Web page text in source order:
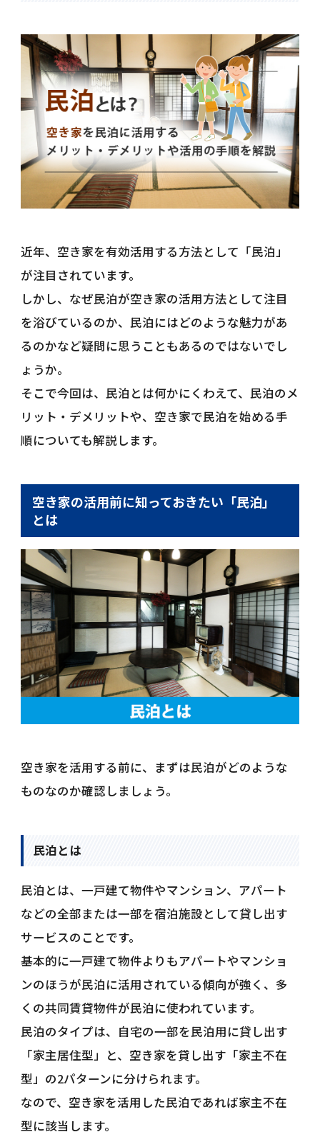
近年、空き家を有効活用する方法として「民泊」
が注目されています。
しかし、なぜ民泊が空き家の活用方法として注目
を浴びているのか、民泊にはどのような魅力があ
るのかなど疑問に思うこともあるのではないでし
ょうか。
そこで今回は、民泊とは何かにくわえて、民泊のメ
リット・デメリットや、空き家で民泊を始める手
順についても解説します。
空き家の活用前に知っておきたい「民泊」
とは
空き家を活用する前に、まずは民泊がどのような
ものなのか確認しましょう。
民泊とは
民泊とは、一戸建て物件やマンション、アパート
などの全部または一部を宿泊施設として貸し出す
サービスのことです。
基本的に一戸建て物件よりもアパートやマンショ
ンのほうが民泊に活用されている傾向が強く、多
くの共同賃貸物件が民泊に使われています。
民泊のタイプは、自宅の一部を民泊用に貸し出す
「家主居住型」と、空き家を貸し出す「家主不在
型」の2パターンに分けられます。
なので、空き家を活用した民泊であれば家主不在
型に該当します。